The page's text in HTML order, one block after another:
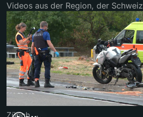
Videos aus der Region, der